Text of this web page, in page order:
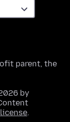
parent, the
by
.